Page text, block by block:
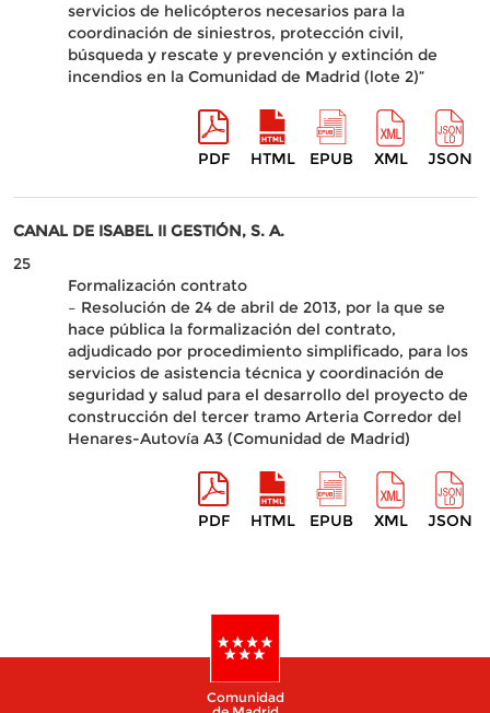
servicios de helicópteros necesarios para la
coordinación de siniestros, protección civil,
búsqueda y rescate y prevención y extinción de
incendios en la Comunidad de Madrid (lote 2)”
PDF HTML EPUB XML JSON
CANAL DE ISABEL II GESTIÓN, S. A.
25
Formalización contrato
– Resolución de 24 de abril de 2013, por la que se
hace pública la formalización del contrato,
adjudicado por procedimiento simplificado, para los
servicios de asistencia técnica y coordinación de
seguridad y salud para el desarrollo del proyecto de
construcción del tercer tramo Arteria Corredor del
Henares-Autovía A3 (Comunidad de Madrid)
PDF HTML EPUB XML JSON
Comunidad